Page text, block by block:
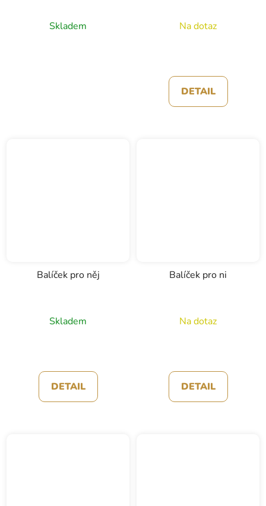
Skladem Na dotaz
DETAIL
Balíček pro něj
Skladem
DETAIL
Balíček pro ni
Na dotaz
DETAIL